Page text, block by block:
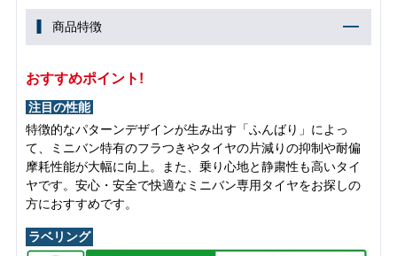
商品特徴
おすすめポイント!
注目の性能
特徴的なパターンデザインが生み出す「ふんばり」によっ
て、ミニバン特有のフラつきやタイヤの片減りの抑制や耐偏
摩耗性能が大幅に向上。また、乗り心地と静粛性も高いタイ
ヤです。安心・安全で快適なミニバン専用タイヤをお探しの
方におすすめです。
ラベリング